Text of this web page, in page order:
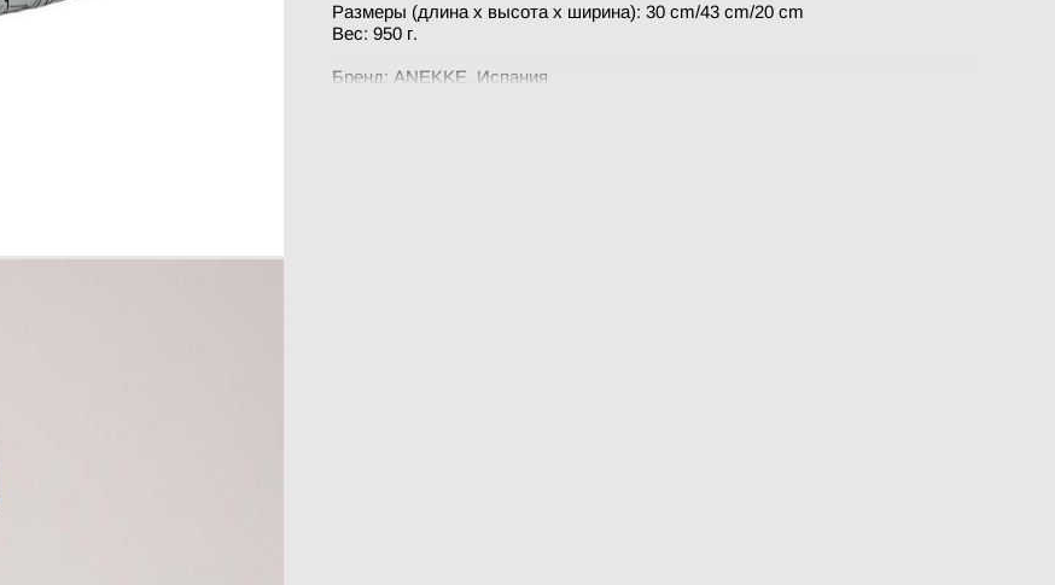
Размеры (длина x высота x ширина): 30 cm/43 cm/20 cm
Вес: 950 г.
Бренд: ANEKKE, Испания